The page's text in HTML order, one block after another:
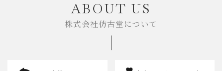
ABOUT US
株式会社仿古堂について